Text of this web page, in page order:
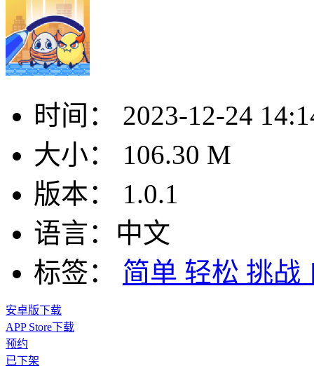
时间：
2023-12-24
大小：
106.30 M
版本：
1.0.1
语言： 中文
标签：
简单 轻松 挑战
安卓版下载
APP Store下载
预约
已下架